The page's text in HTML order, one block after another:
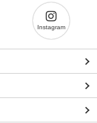
Instagram